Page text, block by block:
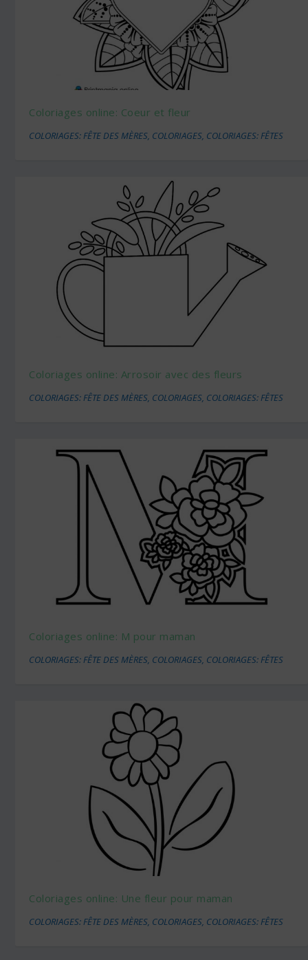
Coloriages online: Coeur et fleur
COLORIAGES: FÊTE DES MÈRES, COLORIAGES, COLORIAGES: FÊTES
Coloriages online: Arrosoir avec des fleurs
COLORIAGES: FÊTE DES MÈRES, COLORIAGES, COLORIAGES: FÊTES
Coloriages online: M pour maman
COLORIAGES: FÊTE DES MÈRES, COLORIAGES, COLORIAGES: FÊTES
Coloriages online: Une fleur pour maman
COLORIAGES: FÊTE DES MÈRES, COLORIAGES, COLORIAGES: FÊTES